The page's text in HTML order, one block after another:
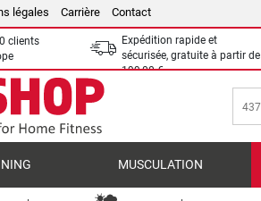
légales Carrière Contact
clients
Expédition rapide et
sécurisée, gratuite à partir de
199,00 €
MUSCULATION